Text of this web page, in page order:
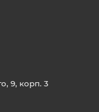
9, корп. 3